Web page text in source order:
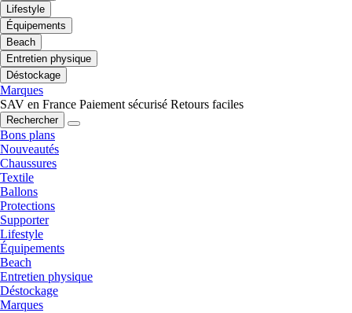
Lifestyle
Équipements
Beach
Entretien physique
Déstockage
Marques
SAV en France Paiement sécurisé Retours faciles
Rechercher
Bons plans
Nouveautés
Chaussures
Textile
Ballons
Protections
Supporter
Lifestyle
Équipements
Beach
Entretien physique
Déstockage
Marques